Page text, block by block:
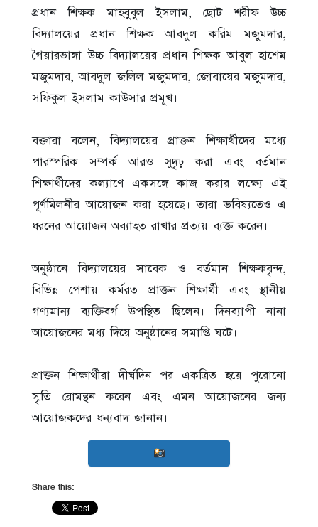
প্রধান শিক্ষক মাহবুবুল ইসলাম, ছোট শরীফ উচ্চ
বিদ্যালয়ের প্রধান শিক্ষক আবদুল করিম মজুমদার,
গৈয়ারভাঙ্গা উচ্চ বিদ্যালয়ের প্রধান শিক্ষক আবুল হাশেম
মজুমদার, আবদুল জলিল মজুমদার, জোবায়ের মজুমদার,
সফিকুল ইসলাম কাউসার প্রমূখ।
‎বক্তারা বলেন, বিদ্যালয়ের প্রাক্তন শিক্ষার্থীদের মধ্যে
পারস্পরিক সম্পর্ক আরও সুদৃঢ় করা এবং বর্তমান
শিক্ষার্থীদের কল্যাণে একসঙ্গে কাজ করার লক্ষ্যে এই
পূর্ণমিলনীর আয়োজন করা হয়েছে। তারা ভবিষ্যতেও এ
ধরনের আয়োজন অব্যাহত রাখার প্রত্যয় ব্যক্ত করেন।
‎অনুষ্ঠানে বিদ্যালয়ের সাবেক ও বর্তমান শিক্ষকবৃন্দ,
বিভিন্ন পেশায় কর্মরত প্রাক্তন শিক্ষার্থী এবং স্থানীয়
গণ্যমান্য ব্যক্তিবর্গ উপস্থিত ছিলেন। দিনব্যাপী নানা
আয়োজনের মধ্য দিয়ে অনুষ্ঠানের সমাপ্তি ঘটে।
‎প্রাক্তন শিক্ষার্থীরা দীর্ঘদিন পর একত্রিত হয়ে পুরোনো
স্মৃতি রোমন্থন করেন এবং এমন আয়োজনের জন্য
আয়োজকদের ধন্যবাদ জানান।
Share this: